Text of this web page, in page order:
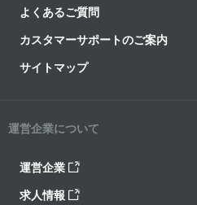
よくあるご質問
カスタマーサポートのご案内
サイトマップ
運営企業について
運営企業
求人情報